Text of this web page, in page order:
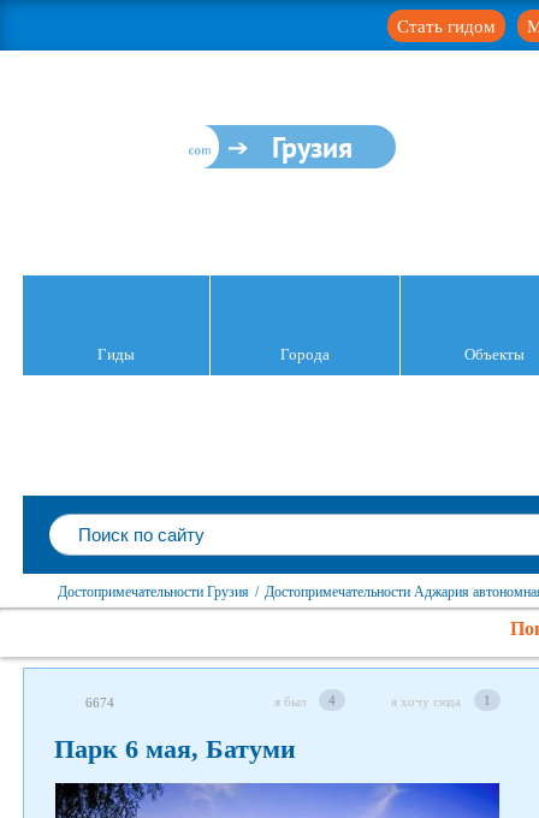
Стать гидом
Грузия
Гиды Города Объекты
Достопримечательности Грузия / Достопримечательности Аджария
6674 я был 4 я хочу сюда 1
Парк 6 мая, Батуми